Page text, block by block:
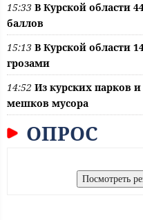
15:33 В Курской области
баллов
15:13 В Курской области
грозами
14:52 Из курских парков
мешков мусора
ОПРОС